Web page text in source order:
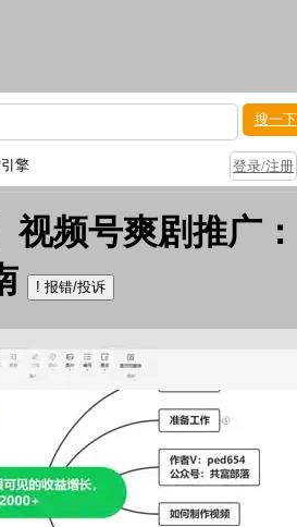
搜一下
擎 登录/注册
视频号爽剧推广：
! 报错/投诉